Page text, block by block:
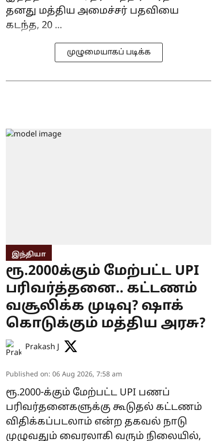
தனது மத்திய அமைச்சர் பதவியை
கடந்த, 20 ...
முழுமையாகப் படிக்க
இந்தியா
ரூ.2000க்கும் மேற்பட்ட UPI
பரிவர்த்தனை.. கட்டணம்
வசூலிக்க முடிவு? ஷாக்
கொடுக்கும் மத்திய அரசு?
Prakash J
Published on: 06 Aug 2026, 7:58 am
ரூ.2000-க்கும் மேற்பட்ட UPI பணப்
பரிவர்தனைகளுக்கு கூடுதல் கட்டணம்
விதிக்கப்படலாம் என்ற தகவல் நாடு
முழுவதும் வைரலாகி வரும் நிலையில்,